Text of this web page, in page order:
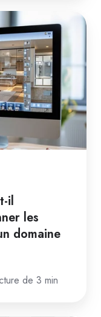
il
les
domaine
de 3 min